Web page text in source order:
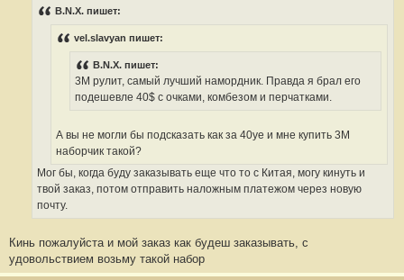
B.N.X. пишет:
vel.slavyan пишет:
B.N.X. пишет:
3М рулит, самый лучший намордник. Правда я брал его
подешевле 40$ c очками, комбезом и перчатками.
А вы не могли бы подсказать как за 40уе и мне купить 3М
наборчик такой?
Мог бы, когда буду заказывать еще что то с Китая, могу кинуть и
твой заказ, потом отправить наложным платежом через новую
почту.
Кинь пожалуйста и мой заказ как будеш заказывать, с
удовольствием возьму такой набор